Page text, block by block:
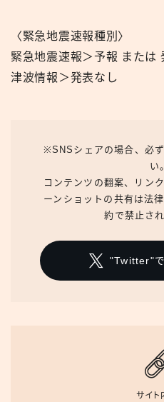
〈緊急地震速報種別〉
緊急地震速報＞予報 または
津波情報＞発表なし
※SNSシェアの場合、必
い。
コンテンツの翻案、リン
ーンショットの共有は法
約で禁止さ
"Twitter"
サイト